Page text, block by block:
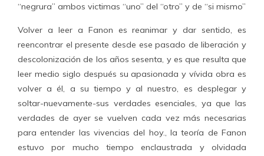
“negrura” ambos victimas “uno” del “otro” y de “si mismo”
Volver a leer a Fanon es reanimar y dar sentido, es
reencontrar el presente desde ese pasado de liberación y
descolonización de los años sesenta, y es que resulta que
leer medio siglo después su apasionada y vívida obra es
volver a él, a su tiempo y al nuestro, es desplegar y
soltar-nuevamente-sus verdades esenciales, ya que las
verdades de ayer se vuelven cada vez más necesarias
para entender las vivencias del hoy., la teoría de Fanon
estuvo por mucho tiempo enclaustrada y olvidada